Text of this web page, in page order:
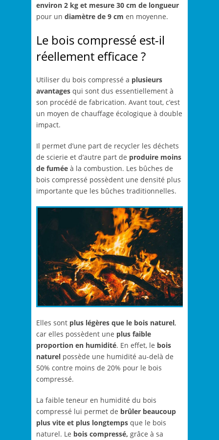
environ 2 kg et mesure 30 cm de longueur
pour un diamètre de 9 cm en moyenne.
Le bois compressé est-il
réellement efficace ?
Utiliser du bois compressé a plusieurs
avantages qui sont dus essentiellement à
son procédé de fabrication. Avant tout, c’est
un moyen de chauffage écologique à double
impact.
Il permet d’une part de recycler les déchets
de scierie et d’autre part de produire moins
de fumée à la combustion. Les bûches de
bois compressé possèdent une densité plus
importante que les bûches traditionnelles.
Elles sont plus légères que le bois naturel,
car elles possèdent une plus faible
proportion en humidité. En effet, le bois
naturel possède une humidité au-delà de
50% contre moins de 20% pour le bois
compressé.
La faible teneur en humidité du bois
compressé lui permet de brûler beaucoup
plus vite et plus longtemps que le bois
naturel. Le bois compressé, grâce à sa